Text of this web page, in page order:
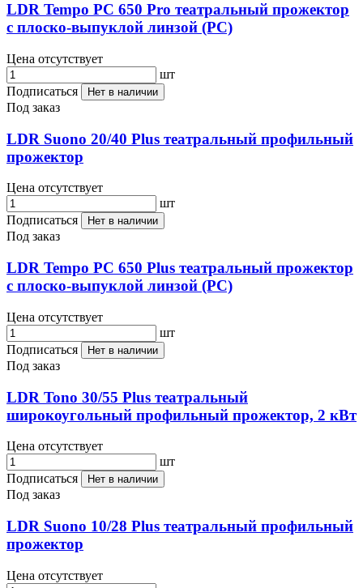
LDR Tempo PC 650 Pro театральный прожектор
с плоско-выпуклой линзой (PC)
Цена отсутствует
шт
Подписаться
Нет в наличии
Под заказ
LDR Suono 20/40 Plus театральный профильный
прожектор
Цена отсутствует
шт
Подписаться
Нет в наличии
Под заказ
LDR Tempo PC 650 Plus театральный прожектор
с плоско-выпуклой линзой (PC)
Цена отсутствует
шт
Подписаться
Нет в наличии
Под заказ
LDR Tono 30/55 Plus театральный
широкоугольный профильный прожектор, 2 кВт
Цена отсутствует
шт
Подписаться
Нет в наличии
Под заказ
LDR Suono 10/28 Plus театральный профильный
прожектор
Цена отсутствует